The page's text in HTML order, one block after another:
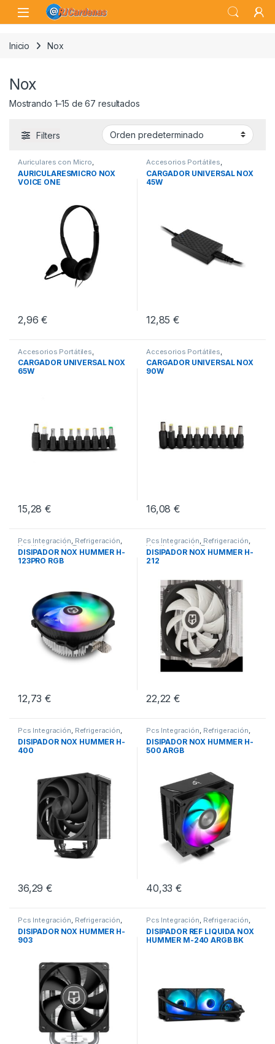
Skip to navigation
Skip to content
Open
Inicio Nox
Nox
Mostrando 1–15 de 67 resultados
Filters
Auriculares con Micro,
Periféricos ,Sonido
AURICULARESMICRO NOX
VOICE ONE
2,96€
Accesorios Portátiles,
Cargadores para Portátiles,
Conectividad
CARGADOR UNIVERSAL NOX
45W
12,85€
Accesorios Portátiles
Cargadores para Portátiles,
Conectividad
CARGADOR UNIVERSAL NOX
65W
15,28€
Accesorios Portátiles
Cargadores para Portátiles,
Conectividad
CARGADOR UNIVERSAL NOX
90W
16,08€
Pcs Integración, Refrigeración,
Ventiladores de Torre
DISIPADOR NOX HUMMER H-
123PRO RGB
12,73€
Pcs Integración, Refrigeración,
Ventiladores de Torre
DISIPADOR NOX HUMMER H-
212
22,22€
Pcs Integración, Refrigeración,
Ventiladores de Torre
DISIPADOR NOX HUMMER H-
400
36,29€
Pcs Integración, Refrigeración,
Ventiladores de Torre
DISIPADOR NOX HUMMER H-
500 ARGB
40,33€
Pcs Integración, Refrigeración,
Ventiladores de Torre
DISIPADOR NOX HUMMER H-
903
Pcs Integración, Refrigeración,
Refrigeración Líquida
DISIPADOR REF LIQUIDA NOX
HUMMER M-240 ARGB BK